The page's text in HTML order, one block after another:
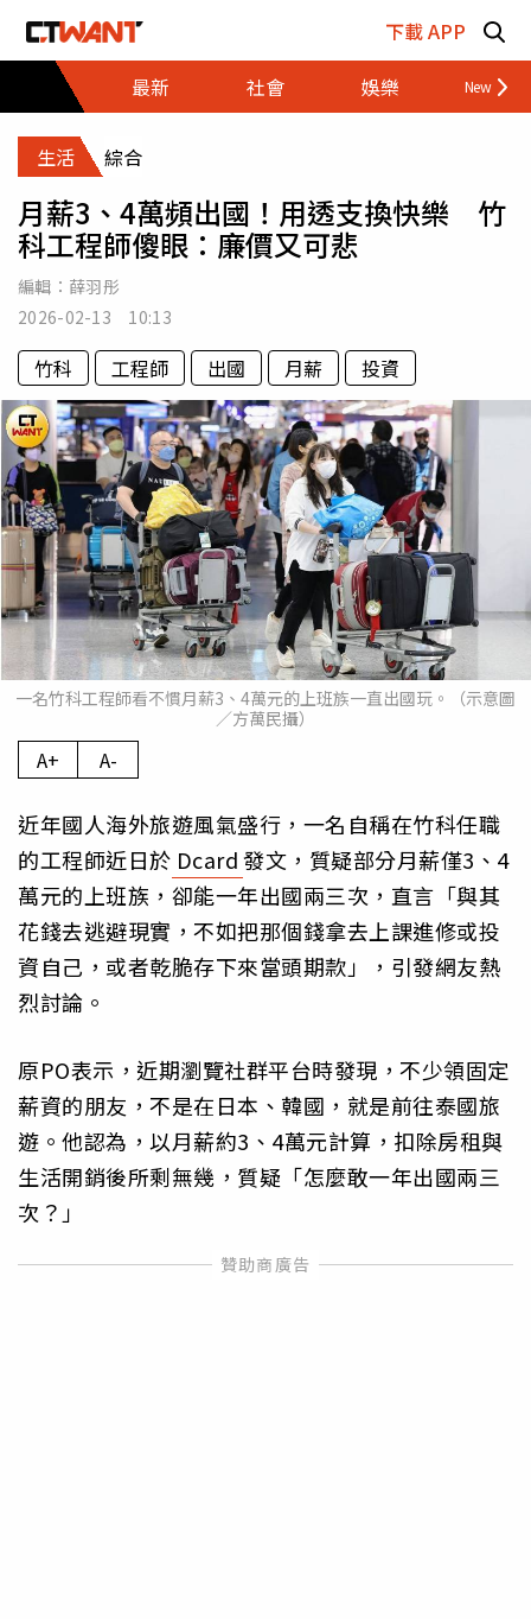
下載 APP
最新
社會 娛樂 財經
生活 綜合
月薪3、4萬頻出國！用透支換快樂 竹
科工程師傻眼：廉價又可悲
編輯： 薛羽彤
2026-02-13 10:13
竹科 工程師 出國 月薪 投資
一名竹科工程師看不慣月薪3、4萬元的上班族一直出國玩。（示意圖
／方萬民攝）
A+ A-
近年國人海外旅遊風氣盛行，一名自稱在竹科任職
的工程師近日於 Dcard發文，質疑部分月薪僅3、4
萬元的上班族，卻能一年出國兩三次，直言「與其
花錢去逃避現實，不如把那個錢拿去上課進修或投
資自己，或者乾脆存下來當頭期款」，引發網友熱
烈討論。
原PO表示，近期瀏覽社群平台時發現，不少領固定
薪資的朋友，不是在日本、韓國，就是前往泰國旅
遊。他認為，以月薪約3、4萬元計算，扣除房租與
生活開銷後所剩無幾，質疑「怎麼敢一年出國兩三
次？」